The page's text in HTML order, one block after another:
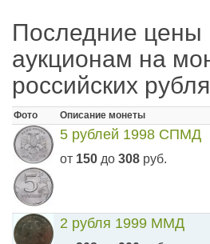
Последние цены
аукционам на
российских
Фото Описание монеты
5 рублей 1998 СПМД
от 150 до 308 руб.
2 рубля 1999 ММД